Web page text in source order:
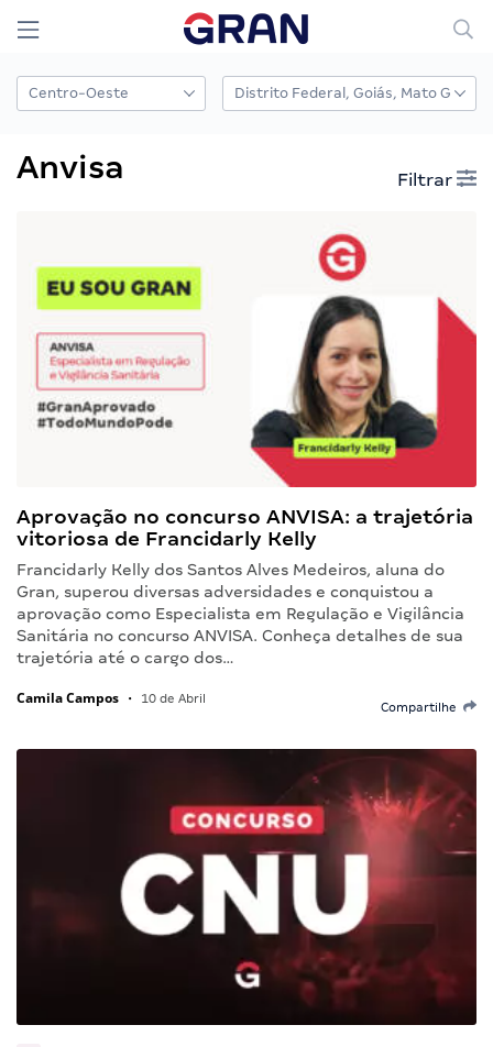
Anvisa Filtrar
Aprovação no concurso ANVISA: a trajetória
vitoriosa de Francidarly Kelly
Francidarly Kelly dos Santos Alves Medeiros, aluna do
Gran, superou diversas adversidades e conquistou a
aprovação como Especialista em Regulação e Vigilância
Sanitária no concurso ANVISA. Conheça detalhes de sua
trajetória até o cargo dos…
Camila Campos • 10 de Abril
Compartilhe